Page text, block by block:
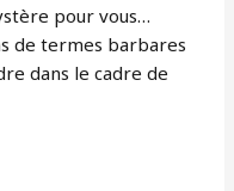
pour vous…
de termes barbares
dans le cadre de